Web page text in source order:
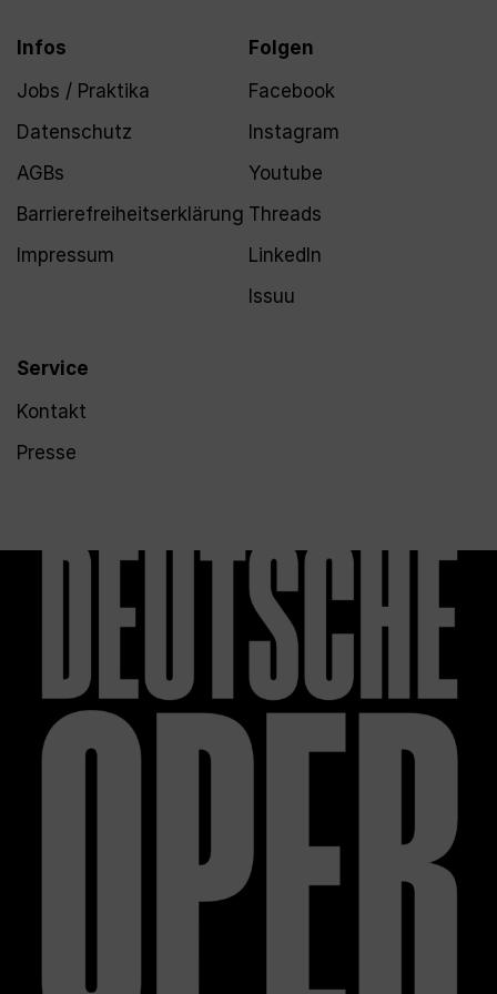
Infos
Jobs / Praktika
Datenschutz
AGBs
Barrierefreiheitserklärung
Impressum
Service
Kontakt
Presse
Folgen
Facebook
Instagram
Youtube
Threads
LinkedIn
Issuu